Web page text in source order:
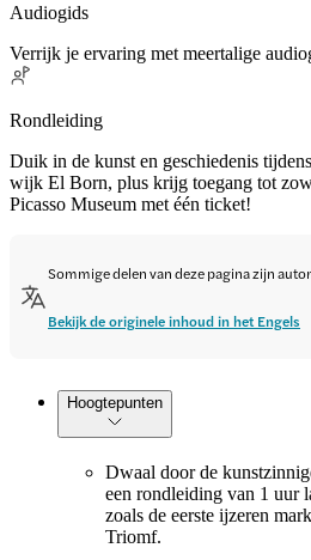
Audiogids
Verrijk je ervaring met meertalige
Rondleiding
Duik in de kunst en geschiedenis
wijk El Born, plus krijg toegang tot
Picasso Museum met één ticket!
Sommige delen van deze pagina zijn
Bekijk de originele inhoud in het Engels
Hoogtepunten
Dwaal door de
een rondleiding van 1 uur
zoals de eerste ijzeren
Triomf.